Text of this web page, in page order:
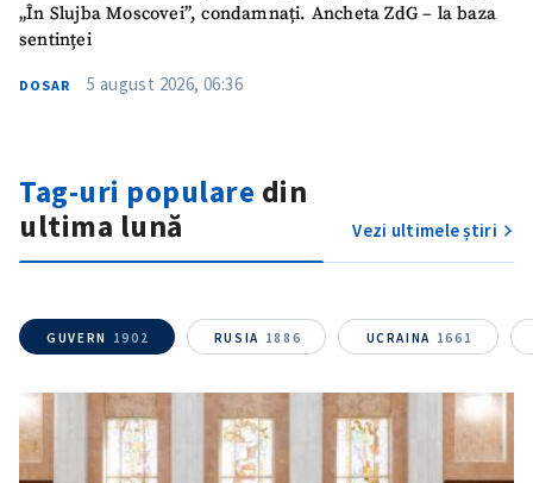
„În Slujba Moscovei”, condamnați. Ancheta ZdG – la baza
sentinței
DOSAR 5 august 2026, 06:36
Tag-uri populare din
ultima lună
Vezi ultimele știri
GUVERN 1902 RUSIA 1886 UCRAINA 1661
ȘTIREA MEA
Titlu știre
+ Adaugă titlu
Fotografie
+ Încarcă imagine
Link media
+ Link media